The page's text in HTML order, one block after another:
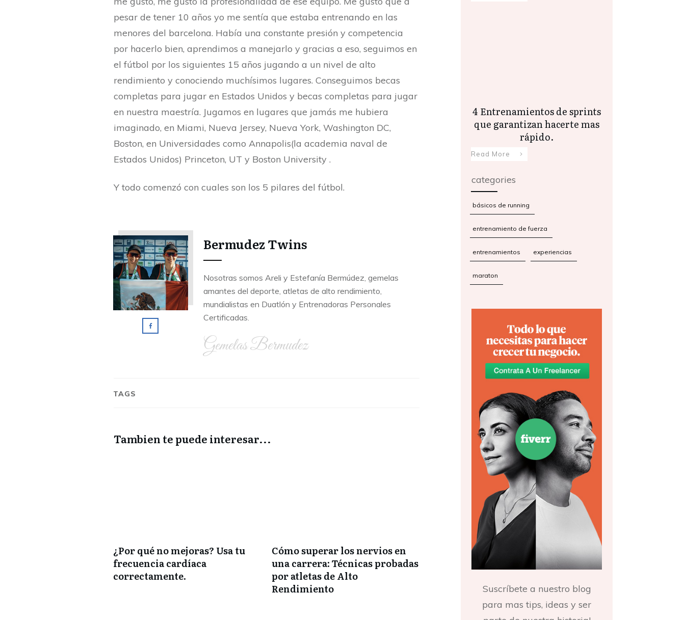
pesar de tener 10 años yo me sentía que estaba entrenando en las
menores del barcelona. Había una constante presión y competencia
por hacerlo bien, aprendimos a manejarlo y gracias a eso, seguimos en
el fútbol por los siguientes 15 años jugando a un nivel de alto
rendimiento y conociendo muchísimos lugares. Conseguimos becas
completas para jugar en Estados Unidos y becas completas para jugar
en nuestra maestría. Jugamos en lugares que jamás me hubiera
imaginado, en Miami, Nueva Jersey, Nueva York, Washington DC,
Boston, en Universidades como Annapolis(la academia naval de
Estados Unidos) Princeton, UT y Boston University .
Y todo comenzó con cuales son los 5 pilares del fútbol.
Bermudez Twins
Nosotras somos Areli y Estefanía Bermúdez, gemelas
amantes del deporte, atletas de alto rendimiento,
mundialistas en Duatlón y Entrenadoras Personales
Certificadas.
Gemelas Bermudez
TAGS
Tambien te puede interesar...
¿Por qué no mejoras? Usa tu
frecuencia cardíaca
correctamente.
Cómo superar los nervios en
una carrera: Técnicas probadas
por atletas de Alto
Rendimiento
4 Entrenamientos de sprints
que garantizan hacerte mas
rápido.
Read More
categories
básicos de running
entrenamiento de fuerza
entrenamientos experiencias
maraton
Suscríbete a nuestro blog
para mas tips, ideas y ser